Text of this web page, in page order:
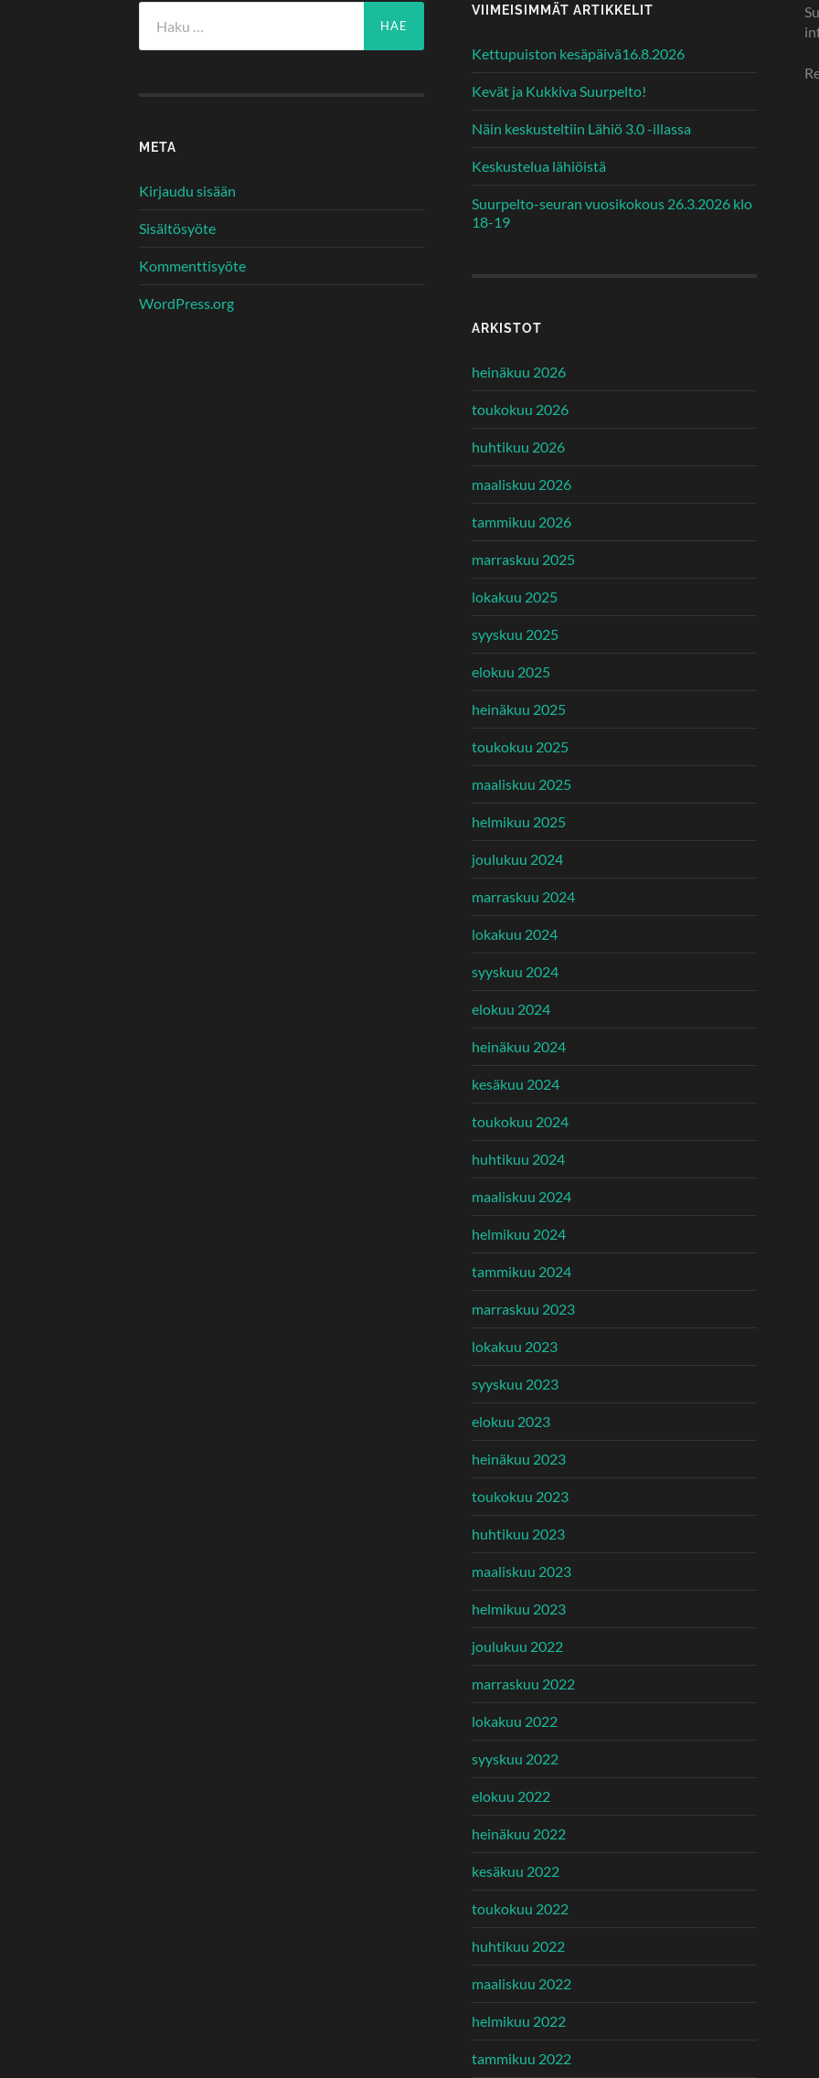
META
Kirjaudu sisään
Sisältösyöte
Kommenttisyöte
WordPress.org
VIIMEISIMMÄT ARTIKKELIT
Kettupuiston kesäpäivä16.8.2026
Kevät ja Kukkiva Suurpelto!
Näin keskusteltiin Lähiö 3.0 -illassa
Keskustelua lähiöistä
Suurpelto-seuran vuosikokous 26.3.2026 klo
18-19
ARKISTOT
heinäkuu 2026
toukokuu 2026
huhtikuu 2026
maaliskuu 2026
tammikuu 2026
marraskuu 2025
lokakuu 2025
syyskuu 2025
elokuu 2025
heinäkuu 2025
toukokuu 2025
maaliskuu 2025
helmikuu 2025
joulukuu 2024
marraskuu 2024
lokakuu 2024
syyskuu 2024
elokuu 2024
heinäkuu 2024
kesäkuu 2024
toukokuu 2024
huhtikuu 2024
maaliskuu 2024
helmikuu 2024
tammikuu 2024
marraskuu 2023
lokakuu 2023
syyskuu 2023
elokuu 2023
heinäkuu 2023
toukokuu 2023
huhtikuu 2023
maaliskuu 2023
helmikuu 2023
joulukuu 2022
marraskuu 2022
lokakuu 2022
syyskuu 2022
elokuu 2022
heinäkuu 2022
kesäkuu 2022
toukokuu 2022
huhtikuu 2022
maaliskuu 2022
helmikuu 2022
tammikuu 2022